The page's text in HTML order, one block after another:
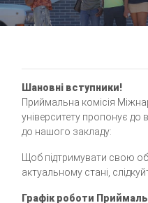
Шановні вступники!
Приймальна комісія
університету пропонує
до нашого закладу:
Щоб підтримувати свою
актуальному стані,
Графік роботи